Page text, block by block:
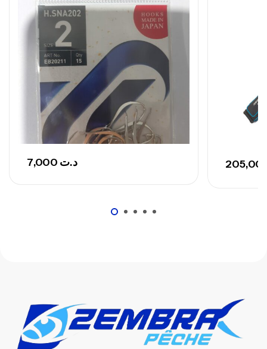
Canne Sunset Secret Cove 420 Cm 100
– 300 G
Cannes Surfcasting
د.ت748,000
د.ت673,000
د.ت